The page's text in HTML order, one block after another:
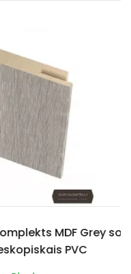
Grey sonoma
PVC